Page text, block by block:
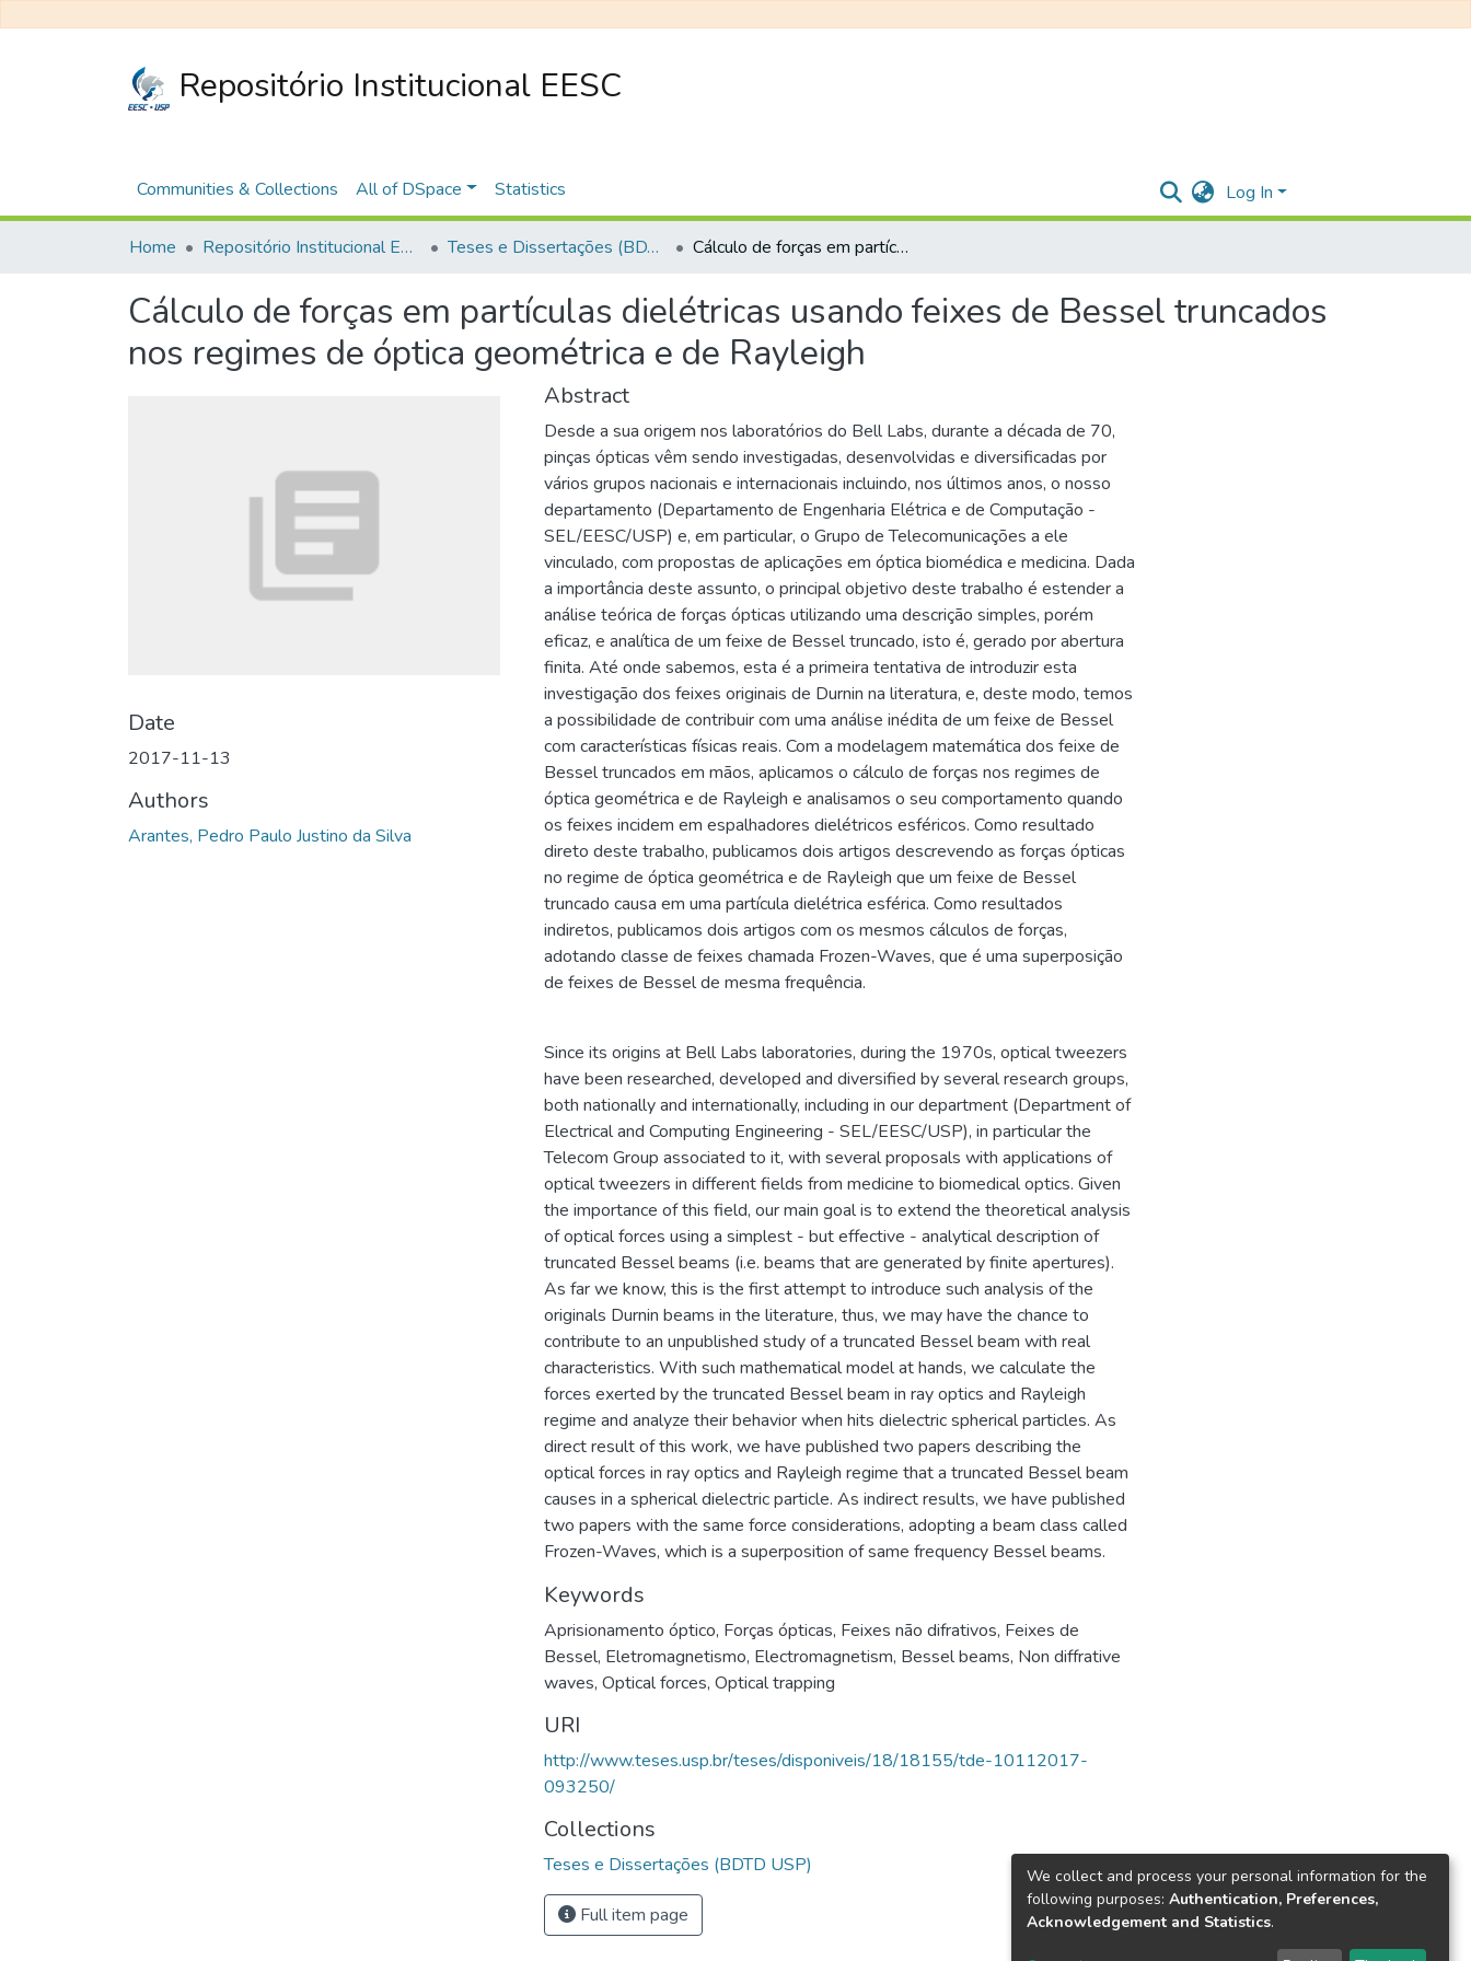
Repositório Institucional EESC
Communities & Collections All of DSpace Statistics Log In
Home Repositório Institucional EESC Teses e Dissertações (BDTD USP) Cálculo de forças em partículas dielétricas usando feixes de Bessel truncados nos regimes de óptica geométrica e de Rayleigh
Cálculo de forças em partículas dielétricas usando feixes de Bessel truncados
nos regimes de óptica geométrica e de Rayleigh
Date
2017-11-13
Authors
Arantes, Pedro Paulo Justino da Silva
Abstract
Desde a sua origem nos laboratórios do Bell Labs, durante a década de 70,
pinças ópticas vêm sendo investigadas, desenvolvidas e diversificadas por
vários grupos nacionais e internacionais incluindo, nos últimos anos, o nosso
departamento (Departamento de Engenharia Elétrica e de Computação -
SEL/EESC/USP) e, em particular, o Grupo de Telecomunicações a ele
vinculado, com propostas de aplicações em óptica biomédica e medicina. Dada
a importância deste assunto, o principal objetivo deste trabalho é estender a
análise teórica de forças ópticas utilizando uma descrição simples, porém
eficaz, e analítica de um feixe de Bessel truncado, isto é, gerado por abertura
finita. Até onde sabemos, esta é a primeira tentativa de introduzir esta
investigação dos feixes originais de Durnin na literatura, e, deste modo, temos
a possibilidade de contribuir com uma análise inédita de um feixe de Bessel
com características físicas reais. Com a modelagem matemática dos feixe de
Bessel truncados em mãos, aplicamos o cálculo de forças nos regimes de
óptica geométrica e de Rayleigh e analisamos o seu comportamento quando
os feixes incidem em espalhadores dielétricos esféricos. Como resultado
direto deste trabalho, publicamos dois artigos descrevendo as forças ópticas
no regime de óptica geométrica e de Rayleigh que um feixe de Bessel
truncado causa em uma partícula dielétrica esférica. Como resultados
indiretos, publicamos dois artigos com os mesmos cálculos de forças,
adotando classe de feixes chamada Frozen-Waves, que é uma superposição
de feixes de Bessel de mesma frequência.
Since its origins at Bell Labs laboratories, during the 1970s, optical tweezers
have been researched, developed and diversified by several research groups,
both nationally and internationally, including in our department (Department of
Electrical and Computing Engineering - SEL/EESC/USP), in particular the
Telecom Group associated to it, with several proposals with applications of
optical tweezers in different fields from medicine to biomedical optics. Given
the importance of this field, our main goal is to extend the theoretical analysis
of optical forces using a simplest - but effective - analytical description of
truncated Bessel beams (i.e. beams that are generated by finite apertures).
As far we know, this is the first attempt to introduce such analysis of the
originals Durnin beams in the literature, thus, we may have the chance to
contribute to an unpublished study of a truncated Bessel beam with real
characteristics. With such mathematical model at hands, we calculate the
forces exerted by the truncated Bessel beam in ray optics and Rayleigh
regime and analyze their behavior when hits dielectric spherical particles. As
direct result of this work, we have published two papers describing the
optical forces in ray optics and Rayleigh regime that a truncated Bessel beam
causes in a spherical dielectric particle. As indirect results, we have published
two papers with the same force considerations, adopting a beam class called
Frozen-Waves, which is a superposition of same frequency Bessel beams.
Keywords
Aprisionamento óptico, Forças ópticas, Feixes não difrativos, Feixes de
Bessel, Eletromagnetismo, Electromagnetism, Bessel beams, Non diffrative
waves, Optical forces, Optical trapping
URI
http://www.teses.usp.br/teses/disponiveis/18/18155/tde-10112017-
093250/
Collections
Teses e Dissertações (BDTD USP)
Full item page
We collect and process your personal information for the
following purposes: Authentication, Preferences,
Acknowledgement and Statistics.